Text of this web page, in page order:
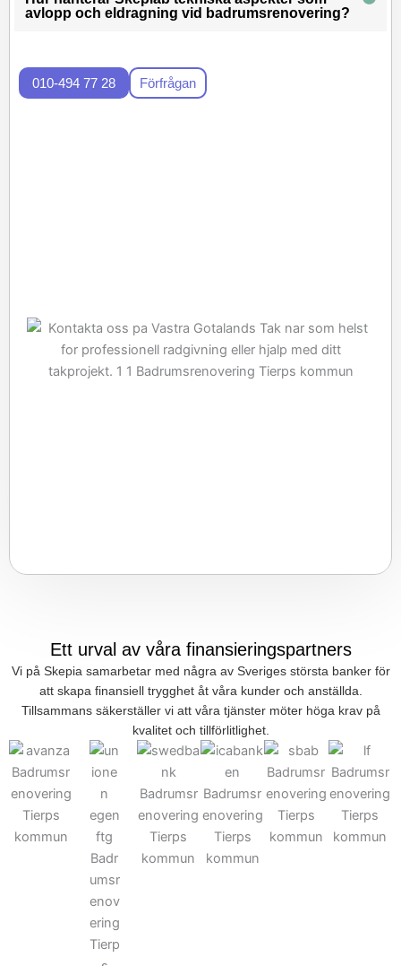
avlopp och eldragning vid badrumsrenovering?
010-494 77 28 Förfrågan
Ett urval av våra finansieringspartners
Vi på Skepia samarbetar med några av Sveriges största banker för
att skapa finansiell trygghet åt våra kunder och anställda.
Tillsammans säkerställer vi att våra tjänster möter höga krav på
kvalitet och tillförlitlighet.